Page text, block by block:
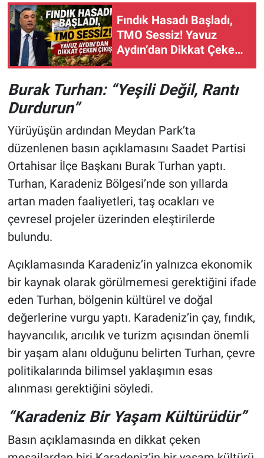
Fındık Hasadı Başladı,
TMO Sessiz! Yavuz
Aydın’dan Dikkat Çeken
Burak Turhan: “Yeşili Değil, Rantı
Durdurun”
Yürüyüşün ardından Meydan Park’ta
düzenlenen basın açıklamasını Saadet Partisi
Ortahisar İlçe Başkanı Burak Turhan yaptı.
Turhan, Karadeniz Bölgesi’nde son yıllarda
artan maden faaliyetleri, taş ocakları ve
çevresel projeler üzerinden eleştirilerde
bulundu.
Açıklamasında Karadeniz’in yalnızca ekonomik
bir kaynak olarak görülmemesi gerektiğini ifade
eden Turhan, bölgenin kültürel ve doğal
değerlerine vurgu yaptı. Karadeniz’in çay, fındık,
hayvancılık, arıcılık ve turizm açısından önemli
bir yaşam alanı olduğunu belirten Turhan, çevre
politikalarında bilimsel yaklaşımın esas
alınması gerektiğini söyledi.
“Karadeniz Bir Yaşam Kültürüdür”
Basın açıklamasında en dikkat çeken